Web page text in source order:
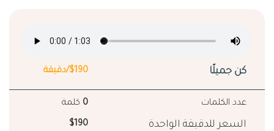
كن جميلًا $190/دقيقة
عدد الكلمات 0 كلمة
السعر للدقيقة الواحدة $190